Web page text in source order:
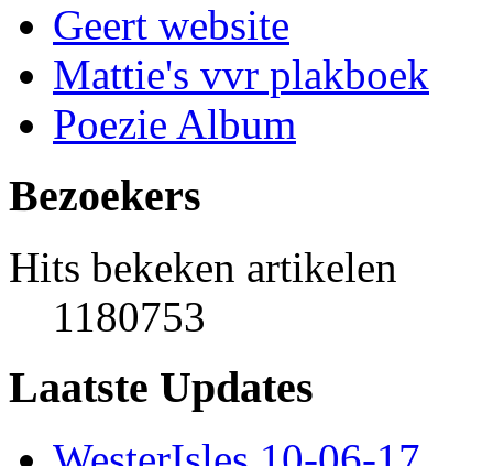
Geert website
Mattie's vvr plakboek
Poezie Album
Bezoekers
Hits bekeken artikelen
1180753
Laatste Updates